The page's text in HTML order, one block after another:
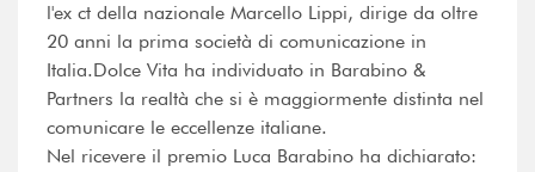
l'ex ct della nazionale Marcello Lippi, dirige da oltre
20 anni la prima società di comunicazione in
Italia.Dolce Vita ha individuato in Barabino &
Partners la realtà che si è maggiormente distinta nel
comunicare le eccellenze italiane.
Nel ricevere il premio Luca Barabino ha dichiarato: